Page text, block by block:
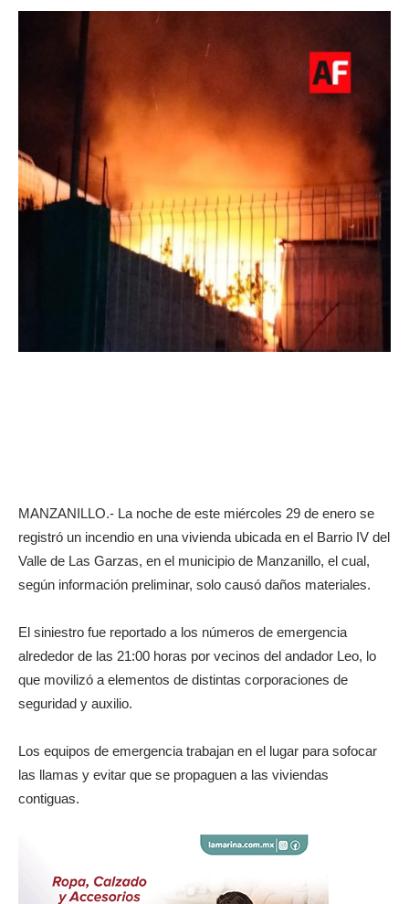
MANZANILLO.- La noche de este miércoles 29 de enero se
registró un incendio en una vivienda ubicada en el Barrio IV del
Valle de Las Garzas, en el municipio de Manzanillo, el cual,
según información preliminar, solo causó daños materiales.
El siniestro fue reportado a los números de emergencia
alrededor de las 21:00 horas por vecinos del andador Leo, lo
que movilizó a elementos de distintas corporaciones de
seguridad y auxilio.
Los equipos de emergencia trabajan en el lugar para sofocar
las llamas y evitar que se propaguen a las viviendas
contiguas.